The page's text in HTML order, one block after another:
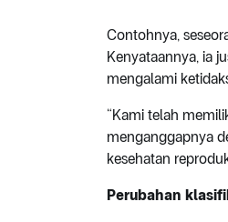
Contohnya,
Kenyataannya, ia
mengalami
“Kami telah
menganggapnya
kesehatan
Perubahan